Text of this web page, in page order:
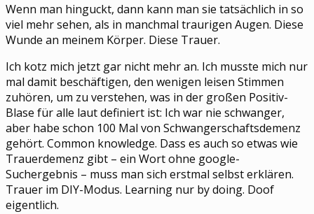
Wenn man hinguckt, dann kann man sie tatsächlich in so
viel mehr sehen, als in manchmal traurigen Augen. Diese
Wunde an meinem Körper. Diese Trauer.
Ich kotz mich jetzt gar nicht mehr an. Ich musste mich nur
mal damit beschäftigen, den wenigen leisen Stimmen
zuhören, um zu verstehen, was in der großen Positiv-
Blase für alle laut definiert ist: Ich war nie schwanger,
aber habe schon 100 Mal von Schwangerschaftsdemenz
gehört. Common knowledge. Dass es auch so etwas wie
Trauerdemenz gibt – ein Wort ohne google-
Suchergebnis – muss man sich erstmal selbst erklären.
Trauer im DIY-Modus. Learning nur by doing. Doof
eigentlich.